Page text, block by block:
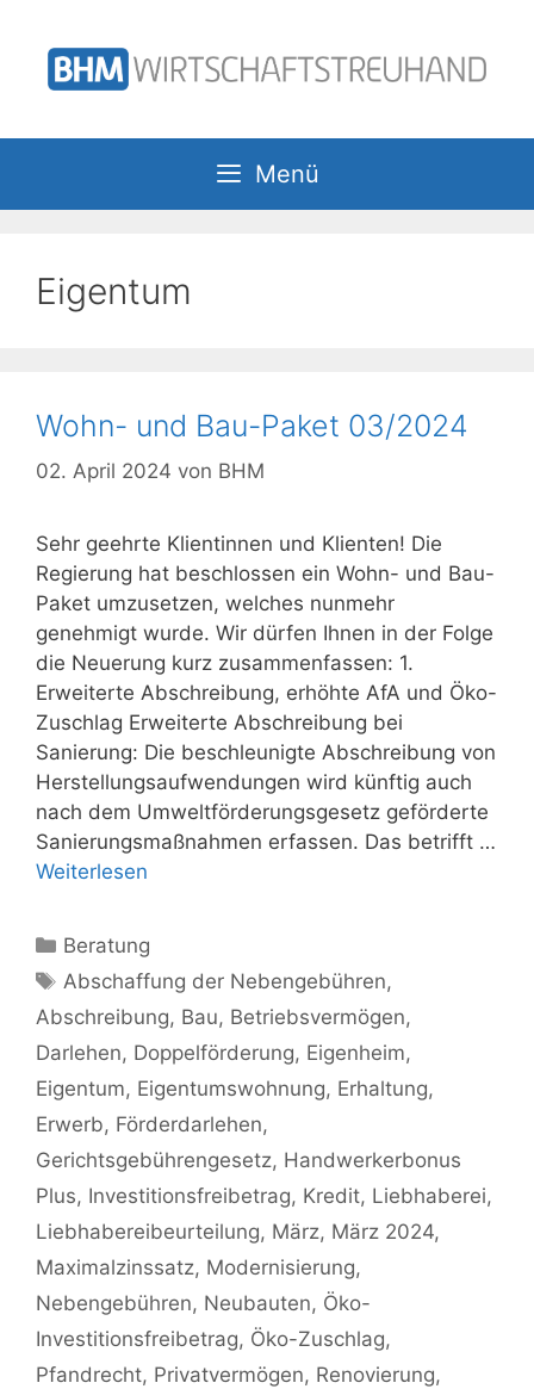
Inhalt
springen
Menü
Eigentum
Wohn- und Bau-Paket 03/2024
02. April 2024 von BHM
Sehr geehrte Klientinnen und Klienten! Die
Regierung hat beschlossen ein Wohn- und Bau-
Paket umzusetzen, welches nunmehr
genehmigt wurde. Wir dürfen Ihnen in der Folge
die Neuerung kurz zusammenfassen: 1.
Erweiterte Abschreibung, erhöhte AfA und Öko-
Zuschlag Erweiterte Abschreibung bei
Sanierung: Die beschleunigte Abschreibung von
Herstellungsaufwendungen wird künftig auch
nach dem Umweltförderungsgesetz geförderte
Sanierungsmaßnahmen erfassen. Das betrifft …
Weiterlesen
Kategorien
Beratung
Schlagwörter
Abschaffung der Nebengebühren,
Abschreibung, Bau, Betriebsvermögen,
Darlehen, Doppelförderung, Eigenheim,
Eigentum, Eigentumswohnung, Erhaltung,
Erwerb, Förderdarlehen,
Gerichtsgebührengesetz, Handwerkerbonus
Plus, Investitionsfreibetrag, Kredit, Liebhaberei,
Liebhabereibeurteilung, März, März 2024,
Maximalzinssatz, Modernisierung,
Nebengebühren, Neubauten, Öko-
Investitionsfreibetrag, Öko-Zuschlag,
Pfandrecht, Privatvermögen, Renovierung,